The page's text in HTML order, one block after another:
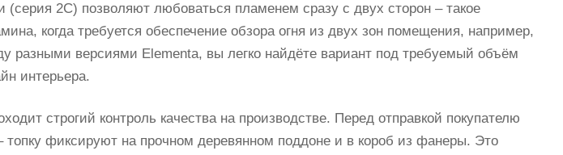
2С) позволяют любоваться пламенем сразу с двух сторон – такое
когда требуется обеспечение обзора огня из двух зон помещения, например,
разными версиями Elementa, вы легко найдёте вариант под требуемый объём
интерьера.
строгий контроль качества на производстве. Перед отправкой покупателю
топку фиксируют на прочном деревянном поддоне и в короб из фанеры. Это